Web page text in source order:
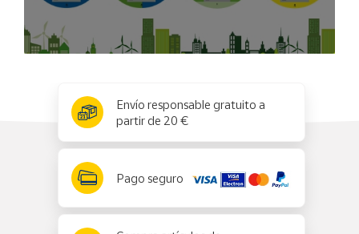
Envío responsable gratuito a
partir de 20 €
Pago seguro